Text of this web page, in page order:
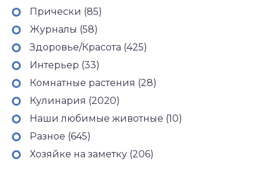
Прически (85)
Журналы (58)
Здоровье/Красота (425)
Интерьер (33)
Комнатные растения (28)
Кулинария (2020)
Наши любимые животные (10)
Разное (645)
Хозяйке на заметку (206)